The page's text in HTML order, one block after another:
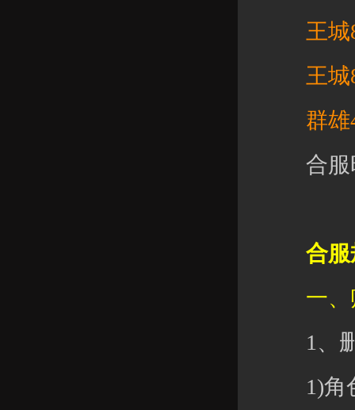
王城
王城
群雄
合服
合服
一、
1、删
1)角